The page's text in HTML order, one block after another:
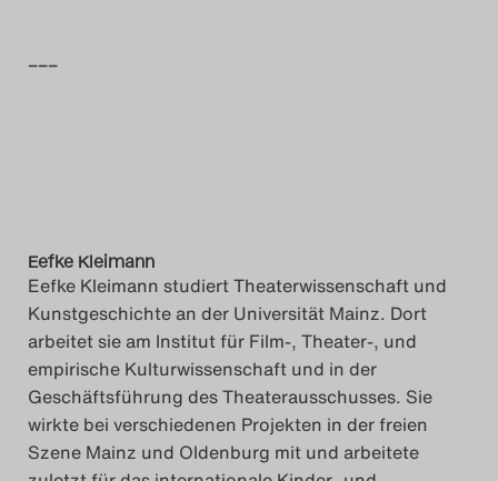
Das Theatertreffen-Blog
Das Theatertreffen-Blog
2022
Das Theatertreffen-Blog
2023
Das Theatertreffen-Blog
–––
Eefke Kleimann
Eefke Kleimann studiert Theaterwissenschaft und
Kunstgeschichte an der Universität Mainz. Dort
arbeitet sie am Institut für Film-, Theater-, und
empirische Kulturwissenschaft und in der
Geschäftsführung des Theaterausschusses. Sie
wirkte bei verschiedenen Projekten in der freien
Szene Mainz und Oldenburg mit und arbeitete